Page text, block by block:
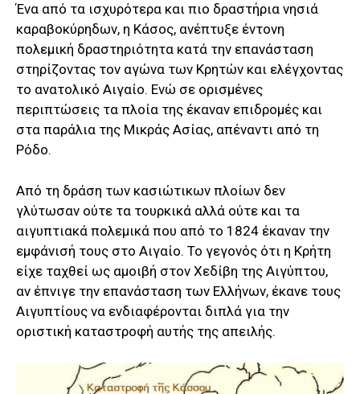
Ένα από τα ισχυρότερα και πιο δραστήρια νησιά
καραβοκύρηδων, η Κάσος, ανέπτυξε έντονη
πολεμική δραστηριότητα κατά την επανάσταση
στηρίζοντας τον αγώνα των Κρητών και ελέγχοντας
το ανατολικό Αιγαίο. Ενώ σε ορισμένες
περιπτώσεις τα πλοία της έκαναν επιδρομές και
στα παράλια της Μικράς Ασίας, απέναντι από τη
Ρόδο.
Από τη δράση των κασιώτικων πλοίων δεν
γλύτωσαν ούτε τα τουρκικά αλλά ούτε και τα
αιγυπτιακά πολεμικά που από το 1824 έκαναν την
εμφάνισή τους στο Αιγαίο. Το γεγονός ότι η Κρήτη
είχε ταχθεί ως αμοιβή στον Χεδίβη της Αιγύπτου,
αν έπνιγε την επανάσταση των Ελλήνων, έκανε τους
Αιγυπτίους να ενδιαφέρονται διπλά για την
οριστική καταστροφή αυτής της απειλής.